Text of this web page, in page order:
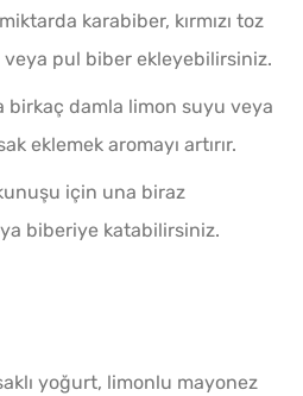
karabiber, kırmızı toz
veya pul biber ekleyebilirsiniz.
birkaç damla limon suyu veya
eklemek aromayı artırır.
için una biraz
biberiye katabilirsiniz.
yoğurt, limonlu mayonez